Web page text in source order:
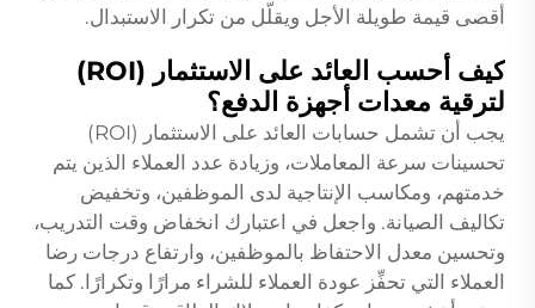
أقصى قيمة طويلة الأجل ويقلّل من تكرار الاستبدال.
كيف أحسب العائد على الاستثمار (ROI)
لترقية معدات أجهزة الدفع؟
يجب أن تشمل حسابات العائد على الاستثمار (ROI)
تحسينات سرعة المعاملات، وزيادة عدد العملاء الذين يتم
خدمتهم، ومكاسب الإنتاجية لدى الموظفين، وتخفيض
تكاليف الصيانة. واجعل في اعتبارك انخفاض وقت التدريب،
وتحسين معدل الاحتفاظ بالموظفين، وارتفاع درجات رضا
العملاء التي تحفِّز عودة العملاء للشراء مرارًا وتكرارًا. كما